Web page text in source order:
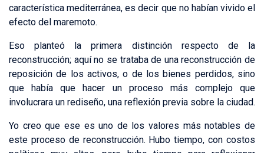
característica mediterránea, es decir que no habían vivido el
efecto del maremoto.
Eso planteó la primera distinción respecto de la
reconstrucción; aquí no se trataba de una reconstrucción de
reposición de los activos, o de los bienes perdidos, sino
que había que hacer un proceso más complejo que
involucrara un rediseño, una reflexión previa sobre la ciudad.
Yo creo que ese es uno de los valores más notables de
este proceso de reconstrucción. Hubo tiempo, con costos